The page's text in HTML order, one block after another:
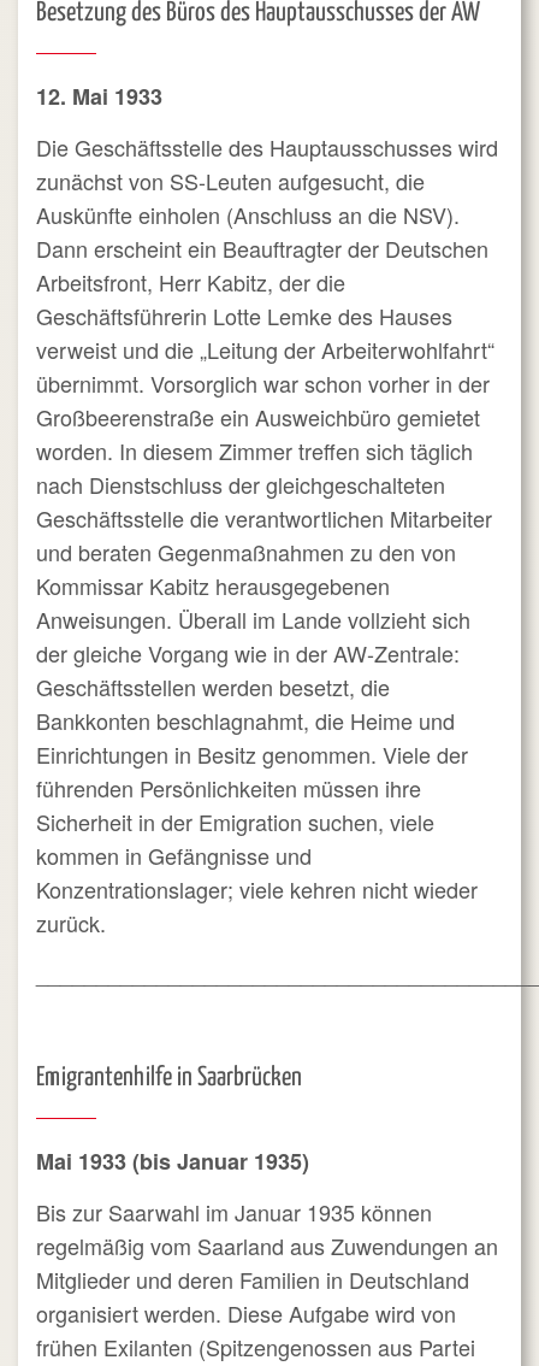
Besetzung des Büros des Hauptausschusses der AW
12. Mai 1933
Die Geschäftsstelle des Hauptausschusses wird
zunächst von SS-Leuten aufgesucht, die
Auskünfte einholen (Anschluss an die NSV).
Dann erscheint ein Beauftragter der Deutschen
Arbeitsfront, Herr Kabitz, der die
Geschäftsführerin Lotte Lemke des Hauses
verweist und die „Leitung der Arbeiterwohlfahrt“
übernimmt. Vorsorglich war schon vorher in der
Großbeerenstraße ein Ausweichbüro gemietet
worden. In diesem Zimmer treffen sich täglich
nach Dienstschluss der gleichgeschalteten
Geschäftsstelle die verantwortlichen Mitarbeiter
und beraten Gegenmaßnahmen zu den von
Kommissar Kabitz herausgegebenen
Anweisungen. Überall im Lande vollzieht sich
der gleiche Vorgang wie in der AW-Zentrale:
Geschäftsstellen werden besetzt, die
Bankkonten beschlagnahmt, die Heime und
Einrichtungen in Besitz genommen. Viele der
führenden Persönlichkeiten müssen ihre
Sicherheit in der Emigration suchen, viele
kommen in Gefängnisse und
Konzentrationslager; viele kehren nicht wieder
zurück.
Emigrantenhilfe in Saarbrücken
Mai 1933 (bis Januar 1935)
Bis zur Saarwahl im Januar 1935 können
regelmäßig vom Saarland aus Zuwendungen an
Mitglieder und deren Familien in Deutschland
organisiert werden. Diese Aufgabe wird von
frühen Exilanten (Spitzengenossen aus Partei